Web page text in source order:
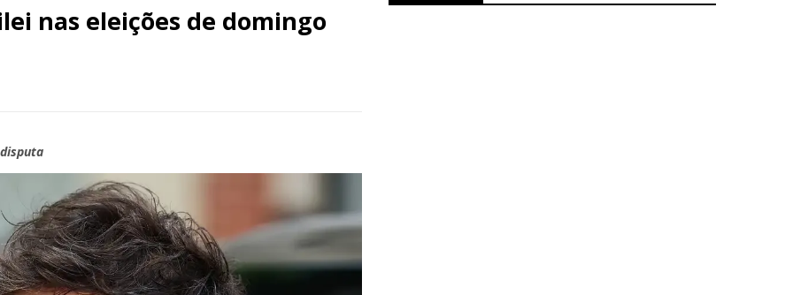
nas eleições de domingo